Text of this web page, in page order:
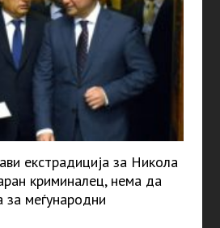
екстрадиција за Никола
криминалец, нема да
за меѓународни